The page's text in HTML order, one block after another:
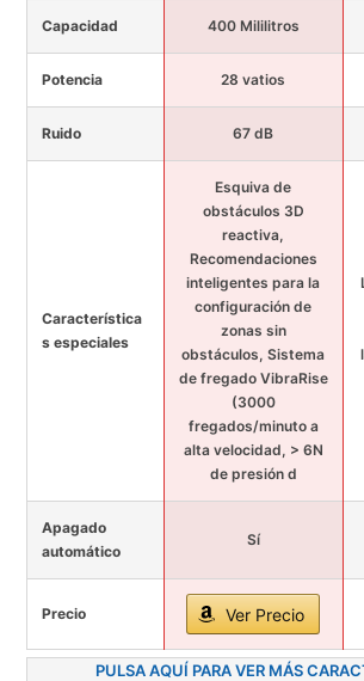
Capacidad 400 Mililitros
Potencia 28 vatios
Ruido 67 dB
Característica
s especiales
Esquiva de
obstáculos 3D
reactiva,
Recomendaciones
inteligentes para la
configuración de
zonas sin
obstáculos, Sistema
de fregado VibraRise
(3000
fregados/minuto a
alta velocidad, > 6N
de presión d
Apagado
automático
Sí
Precio Ver Precio
PULSA AQUÍ PARA VER MÁS